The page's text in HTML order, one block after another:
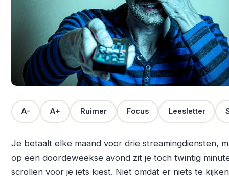
A- A+ Ruimer Focus Leesletter
Je betaalt elke maand voor drie streamingdiensten,
op een doordeweekse avond zit je toch twintig
scrollen voor je iets kiest. Niet omdat er niets te